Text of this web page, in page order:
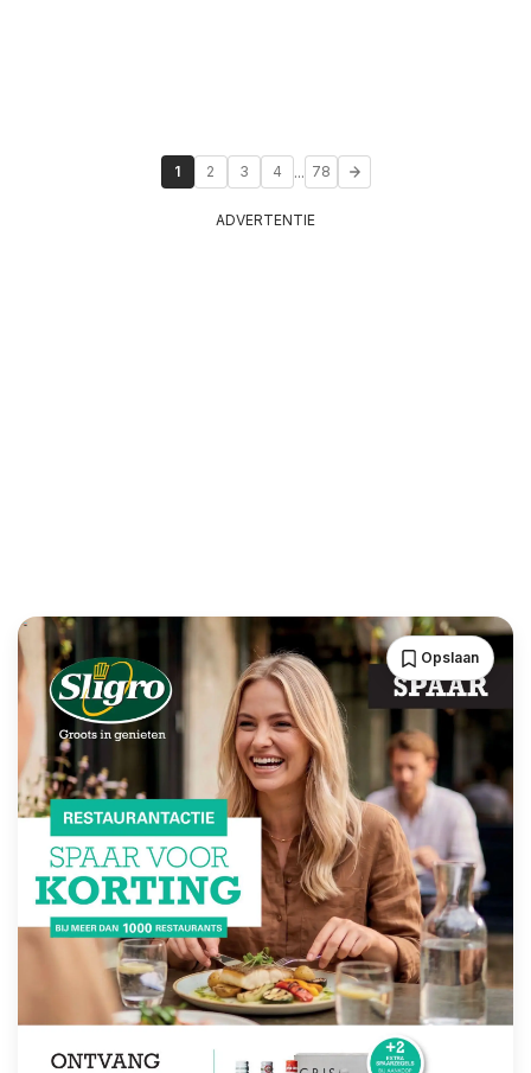
1 2 3 4 ... 78
ADVERTENTIE
Opslaan